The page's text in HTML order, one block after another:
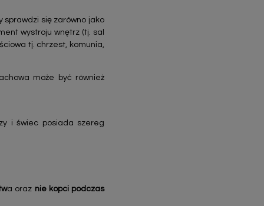
sprawdzi się zarówno jako
wystroju wnętrz (tj. sal
tj. chrzest, komunia,
może być również
i świec posiada szereg
a oraz nie kopci podczas